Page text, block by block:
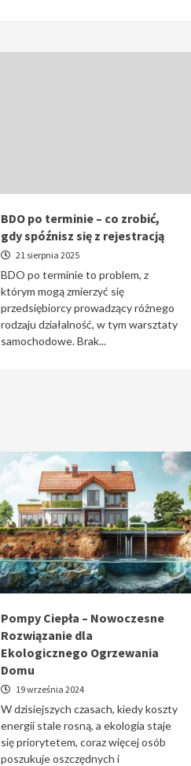
BDO po terminie – co zrobić,
gdy spóźnisz się z rejestracją
21 sierpnia 2025
BDO po terminie to problem, z
którym mogą zmierzyć się
przedsiębiorcy prowadzący różnego
rodzaju działalność, w tym warsztaty
samochodowe. Brak...
Pompy Ciepła – Nowoczesne
Rozwiązanie dla
Ekologicznego Ogrzewania
Domu
19 września 2024
W dzisiejszych czasach, kiedy koszty
energii stale rosną, a ekologia staje
się priorytetem, coraz więcej osób
poszukuje oszczędnych i